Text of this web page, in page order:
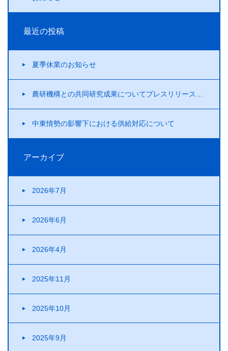
最近の投稿
夏季休業のお知らせ
農研機構との共同研究成果についてプレスリリースを行いました！
中東情勢の影響下における供給対応について
アーカイブ
2026年7月
2026年6月
2026年4月
2025年11月
2025年10月
2025年9月